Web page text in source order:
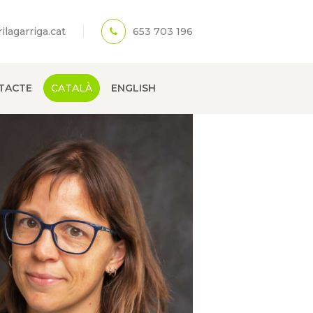
653 703 196
CATALÀ ENGLISH